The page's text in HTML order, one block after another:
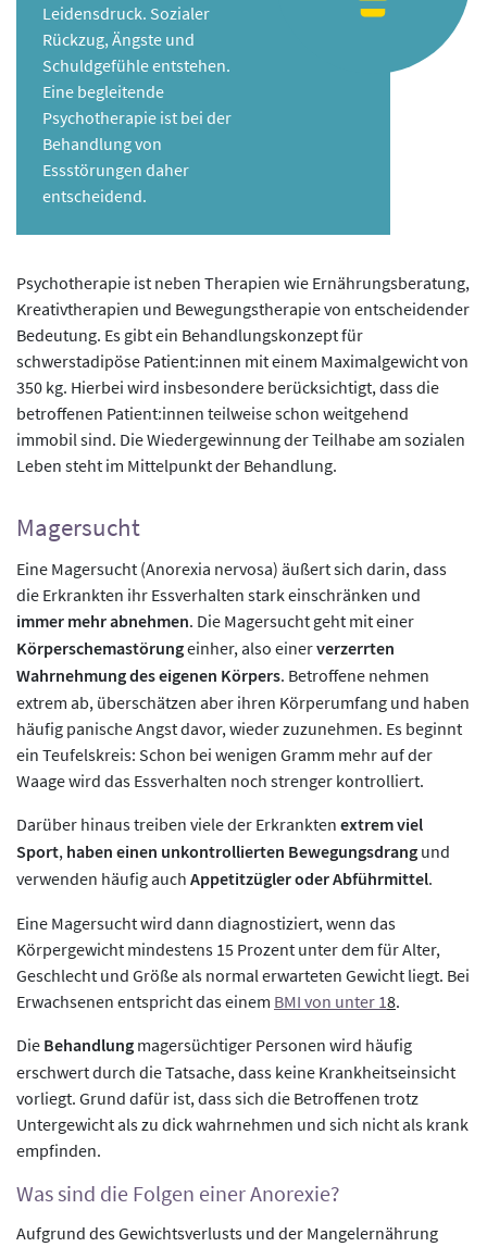
Leidensdruck. Sozialer
Rückzug, Ängste und
Schuldgefühle entstehen.
Eine begleitende
Psychotherapie ist bei der
Behandlung von
Essstörungen daher
entscheidend.
Psychotherapie ist neben Therapien wie Ernährungsberatung,
Kreativtherapien und Bewegungstherapie von entscheidender
Bedeutung. Es gibt ein Behandlungskonzept für
schwerstadipöse Patient:innen mit einem Maximalgewicht von
350 kg. Hierbei wird insbesondere berücksichtigt, dass die
betroffenen Patient:innen teilweise schon weitgehend
immobil sind. Die Wiedergewinnung der Teilhabe am sozialen
Leben steht im Mittelpunkt der Behandlung.
Magersucht
Eine Magersucht (Anorexia nervosa) äußert sich darin, dass
die Erkrankten ihr Essverhalten stark einschränken und
immer mehr abnehmen. Die Magersucht geht mit einer
Körperschemastörungeinher, also einerverzerrten
Wahrnehmung des eigenen Körpers. Betroffene nehmen
extrem ab, überschätzen aber ihren Körperumfang und haben
häufig panische Angst davor, wieder zuzunehmen. Es beginnt
ein Teufelskreis: Schon bei wenigen Gramm mehr auf der
Waage wird das Essverhalten noch strenger kontrolliert.
Darüber hinaus treiben viele der Erkrankten extrem viel
Sport, haben einen unkontrollierten Bewegungsdrang und
verwenden häufig auch Appetitzügler oder Abführmittel.
Eine Magersucht wird dann diagnostiziert, wenn das
Körpergewicht mindestens 15 Prozent unter dem für Alter,
Geschlecht und Größe als normal erwarteten Gewicht liegt. Bei
Erwachsenen entspricht das einem BMI von unter 18.
Die Behandlung magersüchtiger Personen wird häufig
erschwert durch die Tatsache, dass keine Krankheitseinsicht
vorliegt. Grund dafür ist, dass sich die Betroffenen trotz
Untergewicht als zu dick wahrnehmen und sich nicht als krank
empfinden.
Was sind die Folgen einer Anorexie?
Aufgrund des Gewichtsverlusts und der Mangelernährung